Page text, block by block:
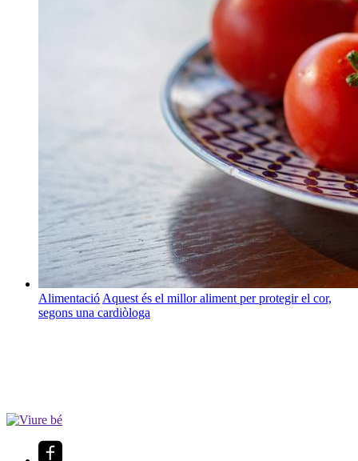
Alimentació Aquest és el millor aliment per protegir el cor,
segons una cardiòloga